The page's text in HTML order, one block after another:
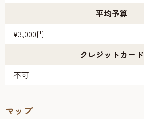
平均予算
¥3,000円
クレジットカード
不可
マップ